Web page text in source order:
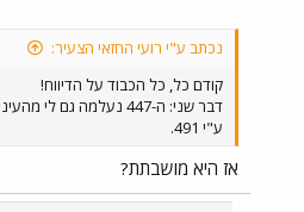
נכתב ע"י רועי החזאי הצעיר:
קודם כל, כל הכבוד על הדיווח!
ע"י 491.
אז היא מושבתת?